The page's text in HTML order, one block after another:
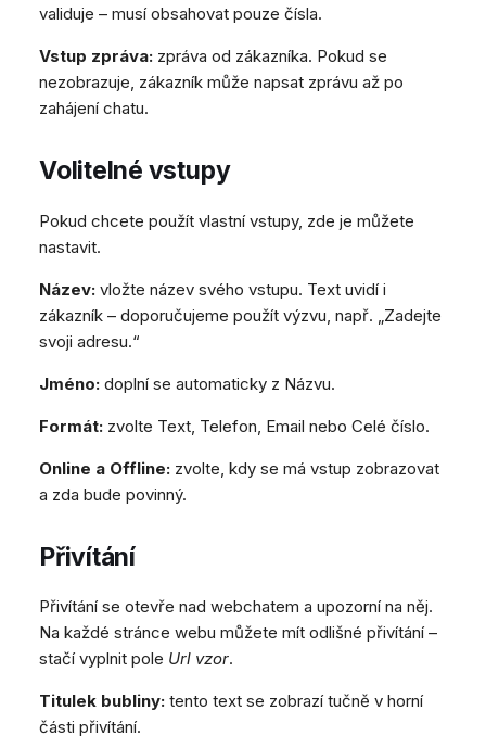
validuje – musí obsahovat pouze čísla.
Vstup zpráva: zpráva od zákazníka. Pokud se
nezobrazuje, zákazník může napsat zprávu až po
zahájení chatu.
Volitelné vstupy
Pokud chcete použít vlastní vstupy, zde je můžete
nastavit.
Název: vložte název svého vstupu. Text uvidí i
zákazník – doporučujeme použít výzvu, např. „Zadejte
svoji adresu.“
Jméno: doplní se automaticky z Názvu.
Formát: zvolte Text, Telefon, Email nebo Celé číslo.
Online a Offline: zvolte, kdy se má vstup zobrazovat
a zda bude povinný.
Přivítání
Přivítání se otevře nad webchatem a upozorní na něj.
Na každé stránce webu můžete mít odlišné přivítání –
stačí vyplnit pole Url vzor.
Titulek bubliny: tento text se zobrazí tučně v horní
části přivítání.